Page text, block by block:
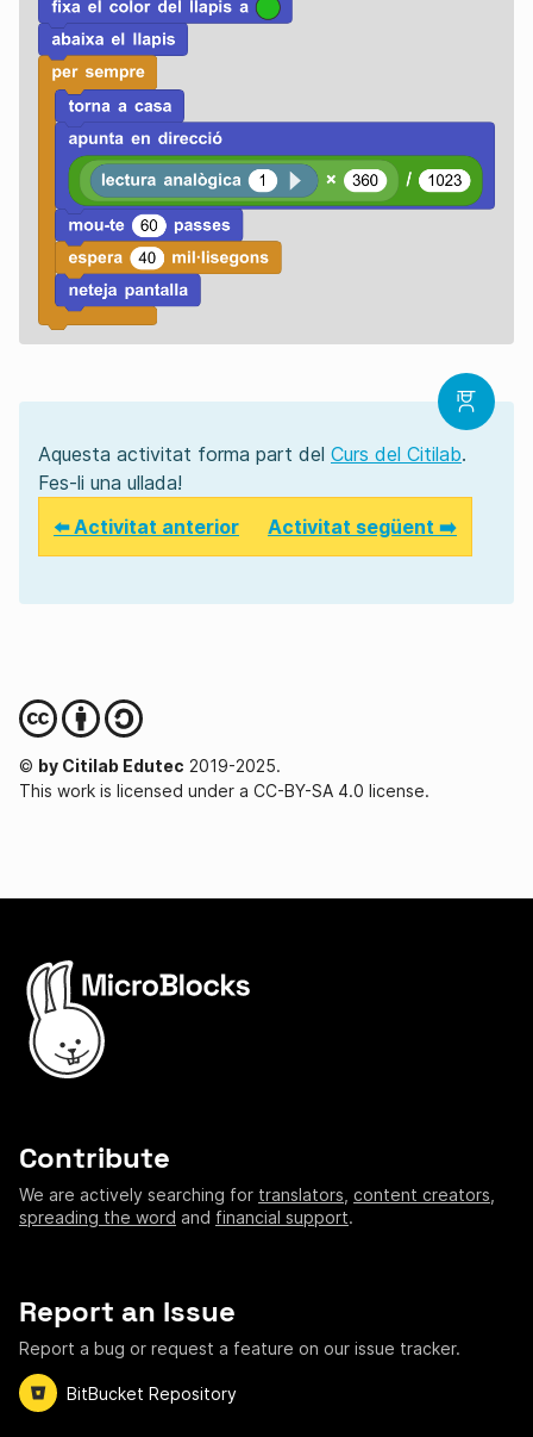
Aquesta activitat forma part del Curs del Citilab.
Fes-li una ullada!
⬅️ Activitat anterior
Activitat següent ➡️
© by Citilab Edutec 2019-2025.
This work is licensed under a CC-BY-SA 4.0 license.
Contribute
We are actively searching for translators content creators
spreading the word and financial support.
Report an Issue
Report a bug or request a feature on our issue tracker.
BitBucket Repository